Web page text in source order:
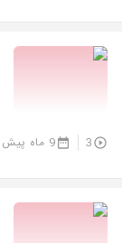
3 9 ماه پیش